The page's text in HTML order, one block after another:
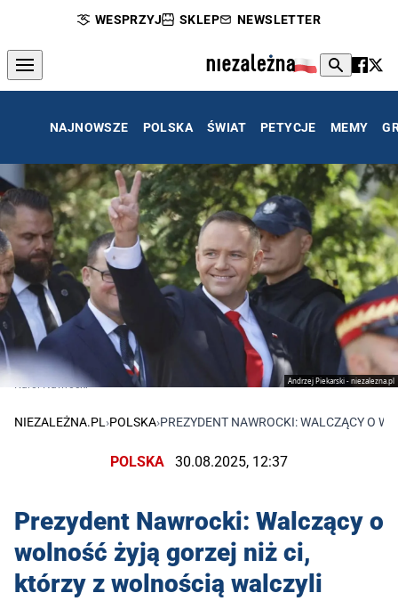
WESPRZYJ SKLEP NEWSLETTER
NAJNOWSZE POLSKA ŚWIAT PETYCJE MEMY
Andrzej Piekarski - niezalezna.pl
Karol Nawrocki
NIEZALEŻNA.PL ›POLSKA›PREZYDENT NAWROCKI: WALCZĄCY O
POLSKA 30.08.2025, 12:37
Prezydent Nawrocki: Walczący o
wolność żyją gorzej niż ci,
którzy z wolnością walczyli